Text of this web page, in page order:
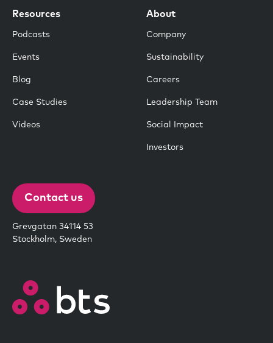
Resources
Podcasts
Events
Blog
Case Studies
Videos
About
Company
Sustainability
Careers
Leadership Team
Social Impact
Investors
Contact us
Grevgatan 34114 53
Stockholm, Sweden